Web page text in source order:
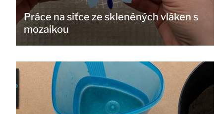
Práce na síťce ze skleněných vláken s
mozaikou